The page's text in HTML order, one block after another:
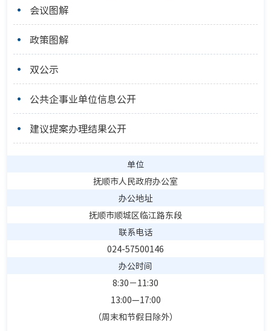
会议图解
政策图解
双公示
公共企事业单位信息公开
建议提案办理结果公开
单位
抚顺市人民政府办公室
办公地址
抚顺市顺城区临江路东段
联系电话
024-57500146
办公时间
8:30－11:30
13:00—17:00
（周末和节假日除外）